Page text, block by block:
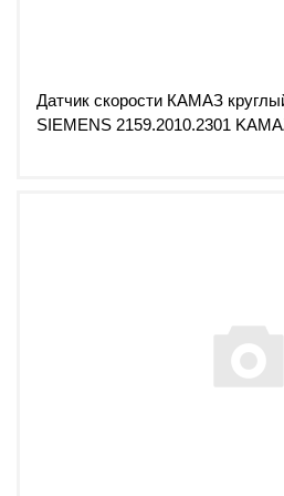
Датчик скорости КАМАЗ
SIEMENS 2159.2010.2301